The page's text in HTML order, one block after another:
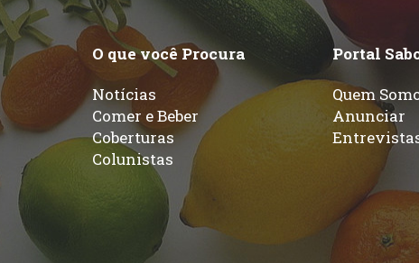
O que você Procura
Notícias
Comer e Beber
Coberturas
Colunistas
Portal
Quem
Anunciar